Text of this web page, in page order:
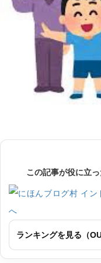
この記事が役に立
ランキングを見る（